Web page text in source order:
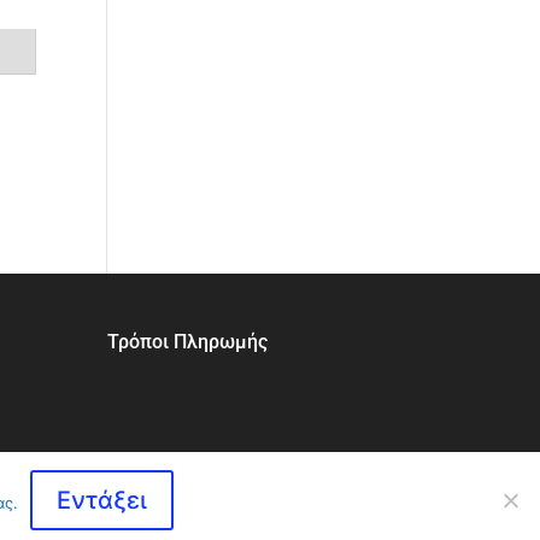
Τρόποι Πληρωμής
Εντάξει